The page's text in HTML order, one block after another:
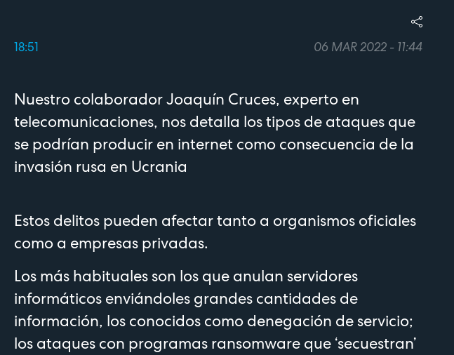
18:51 06 MAR 2022 - 11:44
Nuestro colaborador Joaquín Cruces, experto en
telecomunicaciones, nos detalla los tipos de ataques que
se podrían producir en internet como consecuencia de la
invasión rusa en Ucrania
Estos delitos pueden afectar tanto a organismos oficiales
como a empresas privadas.
Los más habituales son los que anulan servidores
informáticos enviándoles grandes cantidades de
información, los conocidos como denegación de servicio;
los ataques con programas ransomware que ‘secuestran’